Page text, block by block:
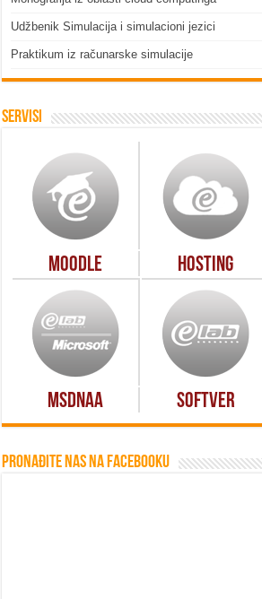
Udžbenik Simulacija i simulacioni jezici
Praktikum iz računarske simulacije
Servisi
Moodle Hosting
MSDNAA Softver
Pronađite nas na Facebooku